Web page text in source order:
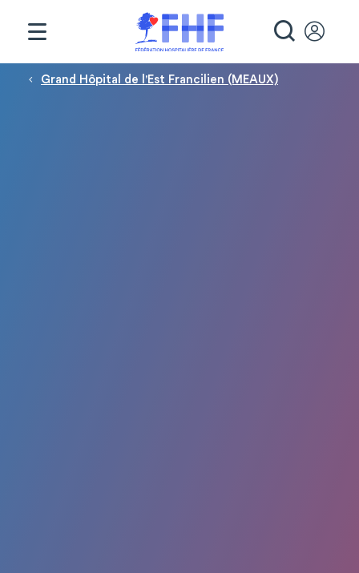
Fil d'Ariane
Grand Hôpital de l'Est Francilien (MEAUX)
Panneau de gestion des cookies